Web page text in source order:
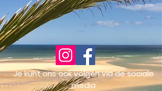
Je kunt ons ook volgen via de sociale
media